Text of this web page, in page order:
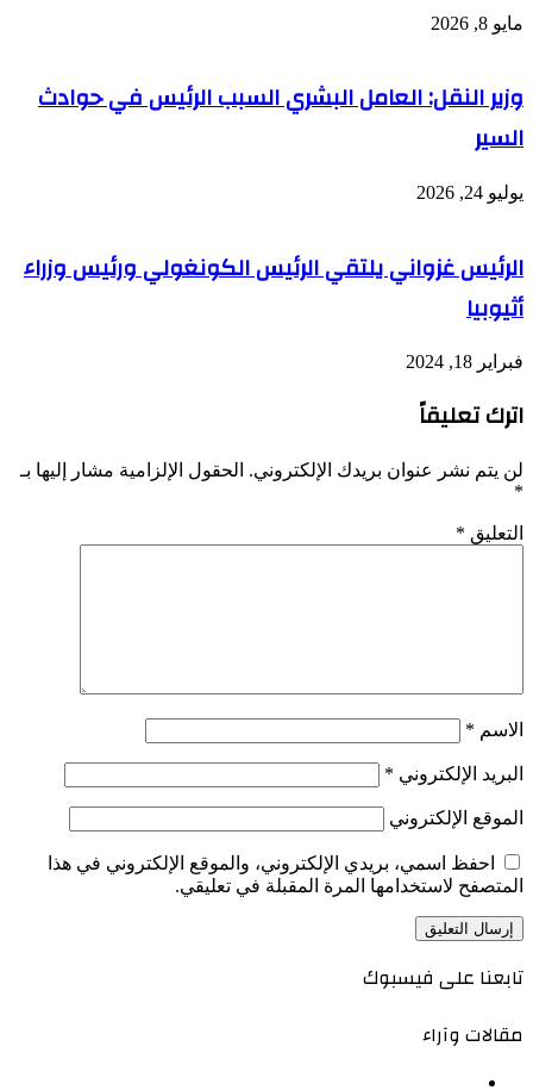
مايو 8, 2026
وزير النقل: العامل البشري السبب الرئيس في حوادث
السير
يوليو 24, 2026
الرئيس غزواني يلتقي الرئيس الكونغولي ورئيس وزراء
أثيوبيا
فبراير 18, 2024
اترك تعليقاً
لن يتم نشر عنوان بريدك الإلكتروني. الحقول الإلزامية مشار إليها بـ
*
التعليق *
الاسم *
البريد الإلكتروني *
الموقع الإلكتروني
احفظ اسمي، بريدي الإلكتروني، والموقع الإلكتروني في هذا
المتصفح لاستخدامها المرة المقبلة في تعليقي.
تابعنا على فيسبوك
مقالات وآراء